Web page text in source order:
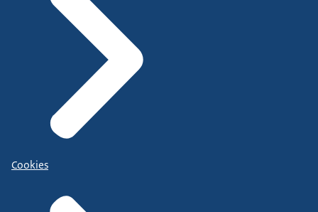
Cookies